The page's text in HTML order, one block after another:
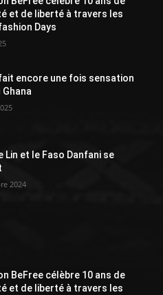
et de liberté à travers les
Days
encore une fois sensation
Lin et le Faso Danfani se
2024
BeFree célèbre 10 ans de
et de liberté à travers les